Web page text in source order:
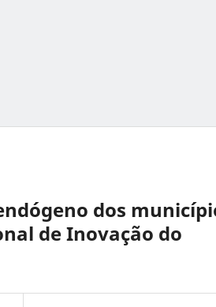
dos
de Inovação do